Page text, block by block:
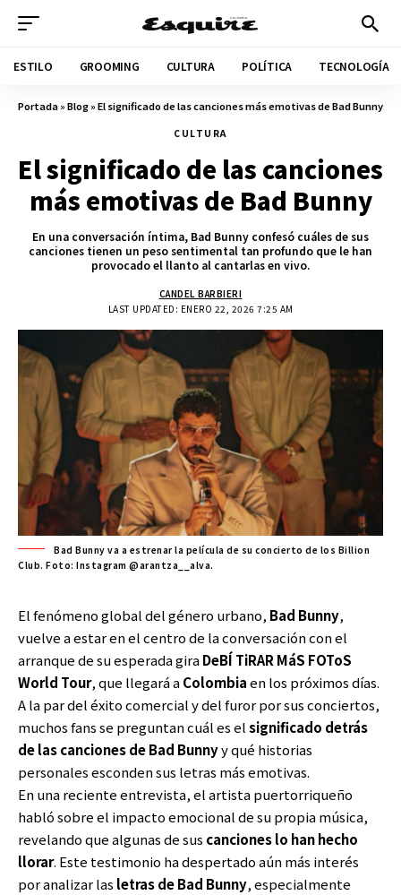
ESTILO GROOMING CULTURA POLÍTICA TECNOLOGÍA
Portada»Blog»El significado de las canciones más emotivas de Bad Bunny
CULTURA
El significado de las canciones
más emotivas de Bad Bunny
En una conversación íntima, Bad Bunny confesó cuáles de sus
canciones tienen un peso sentimental tan profundo que le han
provocado el llanto al cantarlas en vivo.
LAST UPDATED: ENERO 22, 2026 7:25 AM
CANDEL BARBIERI
Bad Bunny va a estrenar la película de su concierto de los Billion
Club. Foto: Instagram @arantza__alva.
El fenómeno global del género urbano, Bad Bunny,
vuelve a estar en el centro de la conversación con el
arranque de su esperada giraDeBÍ TiRAR MáS FOToS
World Tour, que llegará aColombiaen los próximos días.
A la par del éxito comercial y del furor por sus conciertos,
muchos fans se preguntan cuál es elsignificado detrás
de las canciones de Bad Bunnyy qué historias
personales esconden sus letras más emotivas.
En una reciente entrevista, el artista puertorriqueño
habló sobre el impacto emocional de su propia música,
revelando que algunas de sus canciones lo han hecho
llorar. Este testimonio ha despertado aún más interés
por analizar las letras de Bad Bunny, especialmente